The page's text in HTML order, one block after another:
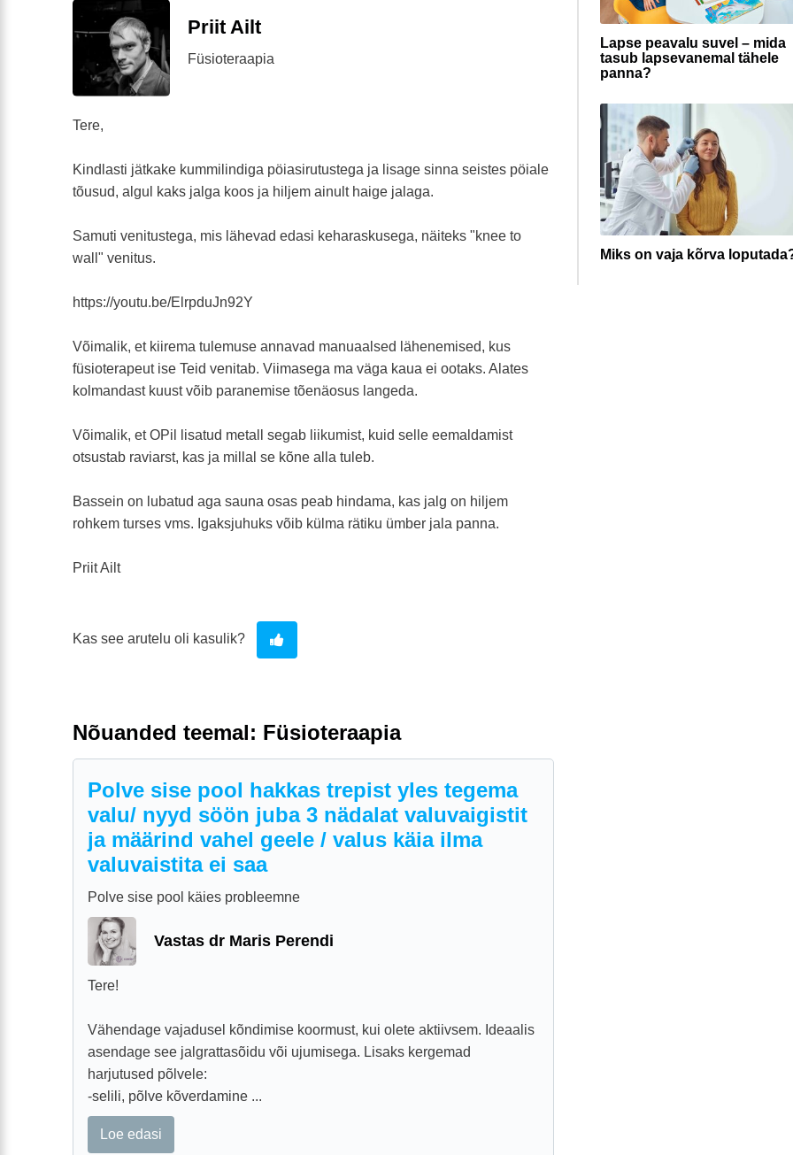
Lapse peavalu suvel – mida
tasub lapsevanemal tähele
panna?
Miks on vaja kõrva
Priit Ailt
Füsioteraapia
Tere,
Kindlasti jätkake kummilindiga pöiasirutustega ja lisage sinna seistes pöiale
tõusud, algul kaks jalga koos ja hiljem ainult haige jalaga.
Samuti venitustega, mis lähevad edasi keharaskusega, näiteks "knee to
wall" venitus.
https://youtu.be/ElrpduJn92Y
Võimalik, et kiirema tulemuse annavad manuaalsed lähenemised, kus
füsioterapeut ise Teid venitab. Viimasega ma väga kaua ei ootaks. Alates
kolmandast kuust võib paranemise tõenäosus langeda.
Võimalik, et OPil lisatud metall segab liikumist, kuid selle eemaldamist
otsustab raviarst, kas ja millal se kõne alla tuleb.
Bassein on lubatud aga sauna osas peab hindama, kas jalg on hiljem
rohkem turses vms. Igaksjuhuks võib külma rätiku ümber jala panna.
Priit Ailt
Kas see arutelu oli kasulik?
Nõuanded teemal: Füsioteraapia
Polve sise pool hakkas trepist yles tegema
valu/ nyyd söön juba 3 nädalat valuvaigistit
ja määrind vahel geele / valus käia ilma
valuvaistita ei saa
Polve sise pool käies probleemne
Vastas dr Maris Perendi
Tere!
Vähendage vajadusel kõndimise koormust, kui olete aktiivsem. Ideaalis
asendage see jalgrattasõidu või ujumisega. Lisaks kergemad
harjutused põlvele:
-selili, põlve kõverdamine ...
Loe edasi